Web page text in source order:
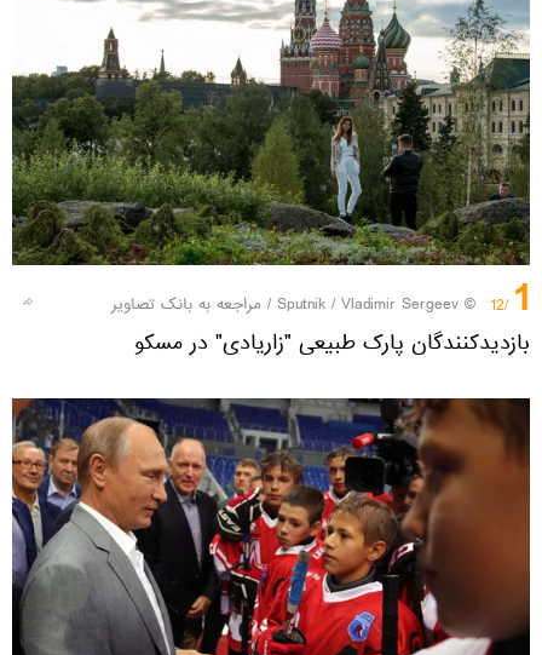
1
/12
© Sputnik / Vladimir Sergeev
/ مراجعه به بانک تصاویر
بازدیدکنندگان پارک طبیعی "زاریادی" در مسکو